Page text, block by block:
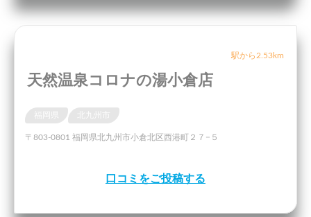
駅から2.53km
天然温泉コロナの湯小倉店
〒803-0801 福岡県北九州市小倉北区西港町２７−５
口コミをご投稿する